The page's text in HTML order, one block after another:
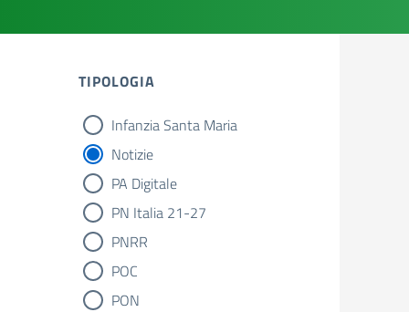
TIPOLOGIA
tipologia di articoli
Infanzia Santa Maria
Notizie
PA Digitale
PN Italia 21-27
PNRR
POC
PON